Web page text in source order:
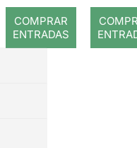
COMPRAR
ENTRADAS